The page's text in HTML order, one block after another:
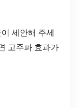
세안해 주세
고주파 효과가